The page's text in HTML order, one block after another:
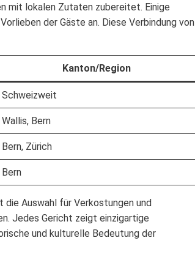
mit lokalen Zutaten zubereitet. Einige
der Gäste an. Diese Verbindung von
Kanton/Region
Schweizweit
Wallis, Bern
Bern, Zürich
Bern
Auswahl für Verkostungen und
Jedes Gericht zeigt einzigartige
und kulturelle Bedeutung der